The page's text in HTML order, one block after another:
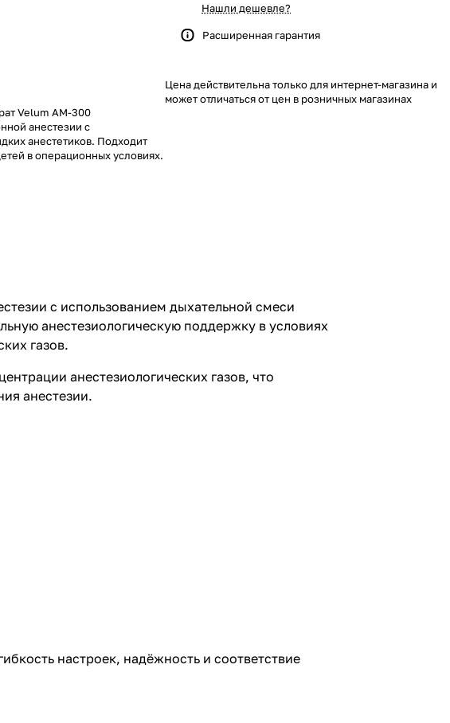
Velum AM-300
анестезии с
анестетиков. Подходит
в операционных условиях.
Нашли дешевле?
Расширенная гарантия
Цена действительна только для интернет-магазина и
может отличаться от цен в розничных магазинах
с использованием дыхательной смеси
анестезиологическую поддержку в условиях
газов.
анестезиологических газов, что
анестезии.
настроек, надёжность и соответствие